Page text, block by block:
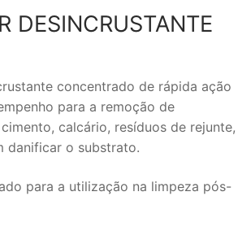
DESINCRUSTANTE
concentrado de rápida ação
para a remoção de
calcário, resíduos de rejunte,
danificar o substrato.
para a utilização na limpeza pós-